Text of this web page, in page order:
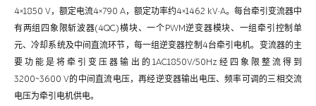
4×1850 V，额定电流4×790 A，额定功率约4×1462 kV·A。每台牵引变流器中
有两组四象限斩波器(4QC)横块、一个PWM逆变器模块、一组牵引控制单
元、冷却系统及中间直流环节，每一组逆变器控制4台牵引电机。变流器的主
要功能是将牵引变压器输出的1AC1850V/50Hz经四象限整流得到
3200~3600 V的中间直流电压，再经逆变器输出电压、频率可调的三相交流
电压为牵引电机供电。